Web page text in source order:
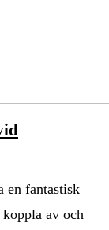
en fantastisk
av och